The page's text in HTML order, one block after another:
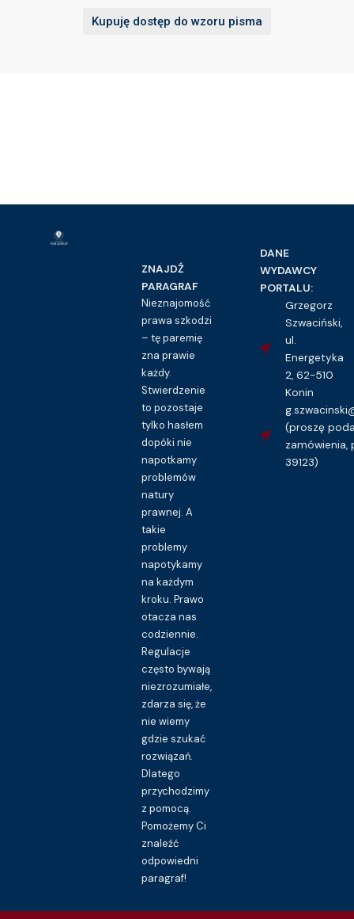
Kupuję dostęp do wzoru pisma
ZNAJDŹ
PARAGRAF
Nieznajomość
prawa szkodzi
– tę paremię
zna prawie
każdy.
Stwierdzenie
to pozostaje
tylko hasłem
dopóki nie
napotkamy
problemów
natury
prawnej. A
takie
problemy
napotykamy
na każdym
kroku. Prawo
otacza nas
codziennie.
Regulacje
często bywają
niezrozumiałe,
zdarza się, że
nie wiemy
gdzie szukać
rozwiązań.
Dlatego
przychodzimy
z pomocą.
Pomożemy Ci
znaleźć
odpowiedni
paragraf!
DANE
WYDAWCY
PORTALU:
Grzegorz
Szwaciński,
ul.
Energetyka
2, 62-510
Konin
(proszę
zamówienia,
39123)